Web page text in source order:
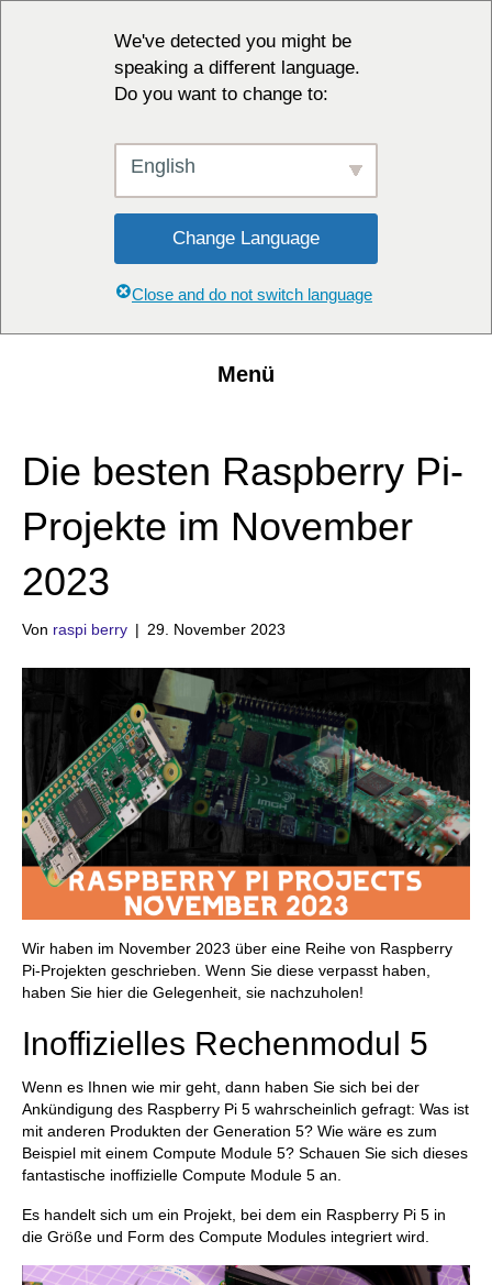
We've detected you might be
speaking a different language.
Do you want to change to:
English
Change Language
Close and do not switch language
Menü
Die besten Raspberry Pi-
Projekte im November
2023
Von raspi berry | 29. November 2023
Wir haben im November 2023 über eine Reihe von Raspberry
Pi-Projekten geschrieben. Wenn Sie diese verpasst haben,
haben Sie hier die Gelegenheit, sie nachzuholen!
Inoffizielles Rechenmodul 5
Wenn es Ihnen wie mir geht, dann haben Sie sich bei der
Ankündigung des Raspberry Pi 5 wahrscheinlich gefragt: Was ist
mit anderen Produkten der Generation 5? Wie wäre es zum
Beispiel mit einem Compute Module 5? Schauen Sie sich dieses
fantastische inoffizielle Compute Module 5 an.
Es handelt sich um ein Projekt, bei dem ein Raspberry Pi 5 in
die Größe und Form des Compute Modules integriert wird.